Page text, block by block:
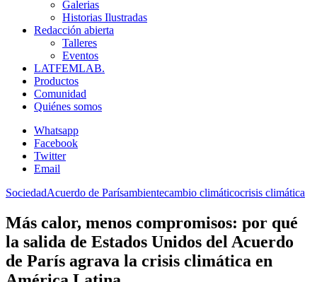
Galerias
Historias Ilustradas
Redacción abierta
Talleres
Eventos
LATFEMLAB.
Productos
Comunidad
Quiénes somos
Whatsapp
Facebook
Twitter
Email
SociedadAcuerdo de Parísambientecambio climáticocrisis climática
Más calor, menos compromisos: por qué
la salida de Estados Unidos del Acuerdo
de París agrava la crisis climática en